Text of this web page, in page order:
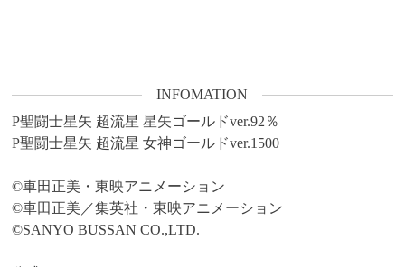
INFOMATION
P聖闘士星矢 超流星 星矢ゴールドver.92％
P聖闘士星矢 超流星 女神ゴールドver.1500
©車田正美・東映アニメーション
©車田正美／集英社・東映アニメーション
©SANYO BUSSAN CO.,LTD.